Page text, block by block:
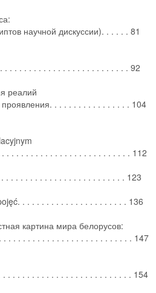
научной дискуссии). . . . . . 81
. . . . . . . . . . . . . . . . . . . . . . . . . . 92
реалий
. . . . . . . . . . . . . . . . 104
. . . . . . . . . . . . . . . . . . . . . . . . . . 112
. . . . . . . . . . . . . . . . . . . . . . . . . 123
. . . . . . . . . . . . . . . . . . . . . . 136
картина мира белорусов:
. . . . . . . . . . . . . . . . . . . . . . . . . . . 147
. . . . . . . . . . . . . . . . . . . . . . . . . . . 154